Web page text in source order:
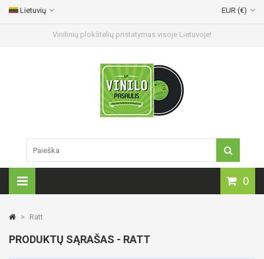
Vinilinių plokštelių pristatymas visoje Lietuvoje!
EUR (€)
Lietuvių
0
> Ratt
PRODUKTŲ SĄRAŠAS - RATT